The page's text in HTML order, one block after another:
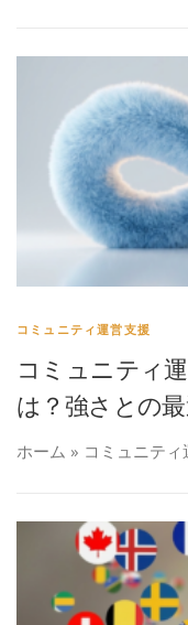
コミュニティ運営支援
コミュニティ
は？強さとの
ホーム » コミュニテ